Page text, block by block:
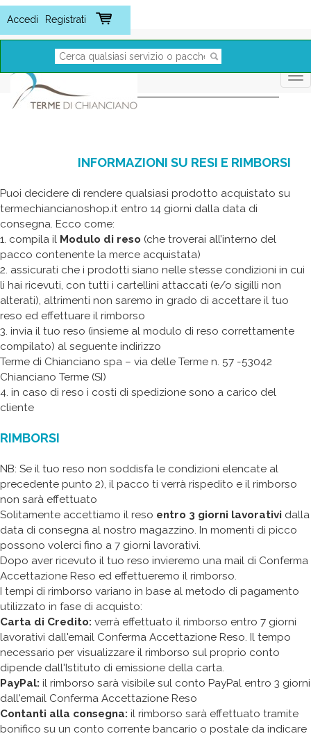
INFORMAZIONI SU RESI E RIMBORSI
Puoi decidere di rendere qualsiasi prodotto acquistato su
termechiancianoshop.it entro 14 giorni dalla data di
consegna. Ecco come:
1. compila il Modulo di reso (che troverai all’interno del
pacco contenente la merce acquistata)
2. assicurati che i prodotti siano nelle stesse condizioni in cui
li hai ricevuti, con tutti i cartellini attaccati (e/o sigilli non
alterati), altrimenti non saremo in grado di accettare il tuo
reso ed effettuare il rimborso
3. invia il tuo reso (insieme al modulo di reso correttamente
compilato) al seguente indirizzo
Terme di Chianciano spa – via delle Terme n. 57 -53042
Chianciano Terme (SI)
4. in caso di reso i costi di spedizione sono a carico del
cliente
RIMBORSI
NB: Se il tuo reso non soddisfa le condizioni elencate al
precedente punto 2), il pacco ti verrà rispedito e il rimborso
non sarà effettuato
Solitamente accettiamo il reso entro 3 giorni lavorativi dalla
data di consegna al nostro magazzino. In momenti di picco
possono volerci fino a 7 giorni lavorativi.
Dopo aver ricevuto il tuo reso invieremo una mail di Conferma
Accettazione Reso ed effettueremo il rimborso.
I tempi di rimborso variano in base al metodo di pagamento
utilizzato in fase di acquisto:
Carta di Credito: verrà effettuato il rimborso entro 7 giorni
lavorativi dall'email Conferma Accettazione Reso. Il tempo
necessario per visualizzare il rimborso sul proprio conto
dipende dall'Istituto di emissione della carta.
PayPal: il rimborso sarà visibile sul conto PayPal entro 3 giorni
dall'email Conferma Accettazione Reso
Contanti alla consegna: il rimborso sarà effettuato tramite
bonifico su un conto corrente bancario o postale da indicare